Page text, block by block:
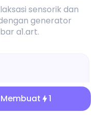
sensorik dan
generator
a1.art.
Membuat 1